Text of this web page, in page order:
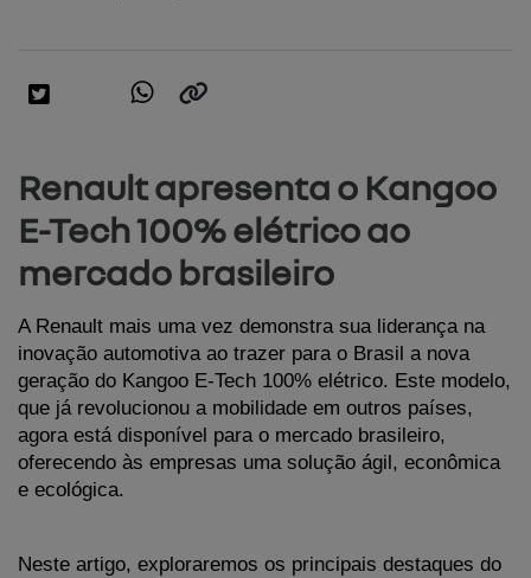
Renault apresenta o Kangoo
E-Tech 100% elétrico ao
mercado brasileiro
A Renault mais uma vez demonstra sua liderança na
inovação automotiva ao trazer para o Brasil a nova
geração do Kangoo E-Tech 100% elétrico. Este modelo,
que já revolucionou a mobilidade em outros países,
agora está disponível para o mercado brasileiro,
oferecendo às empresas uma solução ágil, econômica
e ecológica.
Neste artigo, exploraremos os principais destaques do